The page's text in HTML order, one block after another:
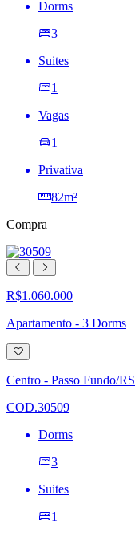
Dorms
3
Suites
1
Vagas
1
Privativa
82m²
Compra
R$1.060.000
Apartamento - 3 Dorms
Adicionar
à
lista
de
Centro - Passo Fundo/RS
COD.30509
Dorms
3
Suites
1